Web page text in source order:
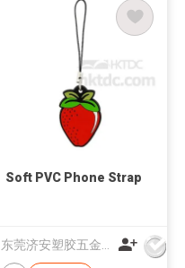
Soft PVC Phone Strap